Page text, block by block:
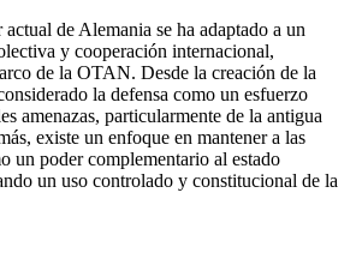
de Alemania se ha adaptado a un
y cooperación internacional,
de la OTAN. Desde la creación de la
la defensa como un esfuerzo
amenazas, particularmente de la antigua
existe un enfoque en mantener a las
un poder complementario al estado
un uso controlado y constitucional de la